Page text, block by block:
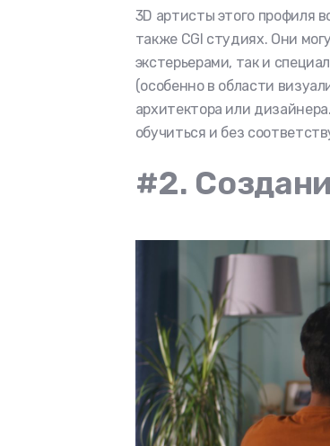
3D артисты этого профиля
также CGI студиях. Они
экстерьерами, так и
(особенно в области
архитектора или
обучиться и без
#2.